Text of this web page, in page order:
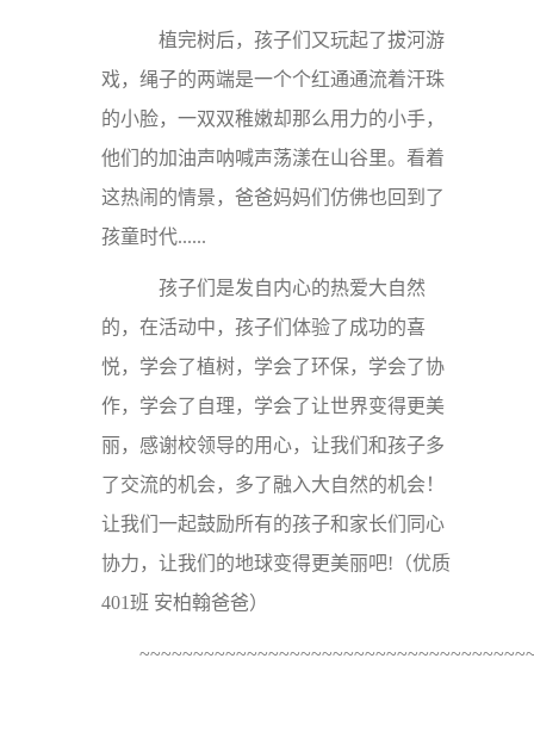
植完树后，孩子们又玩起了拔河游
戏，绳子的两端是一个个红通通流着汗珠
的小脸，一双双稚嫩却那么用力的小手，
他们的加油声呐喊声荡漾在山谷里。看着
这热闹的情景，爸爸妈妈们仿佛也回到了
孩童时代......
孩子们是发自内心的热爱大自然
的，在活动中，孩子们体验了成功的喜
悦，学会了植树，学会了环保，学会了协
作，学会了自理，学会了让世界变得更美
丽，感谢校领导的用心，让我们和孩子多
了交流的机会，多了融入大自然的机会！
让我们一起鼓励所有的孩子和家长们同心
协力，让我们的地球变得更美丽吧!（优质
401班 安柏翰爸爸）